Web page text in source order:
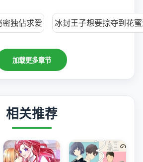
独佔求爱 冰封王子想要掠夺到花
加载更多章节
相关推荐